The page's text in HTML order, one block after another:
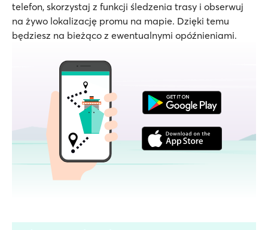
telefon, skorzystaj z funkcji śledzenia trasy i obserwuj
na żywo lokalizację promu na mapie. Dzięki temu
będziesz na bieżąco z ewentualnymi opóźnieniami.